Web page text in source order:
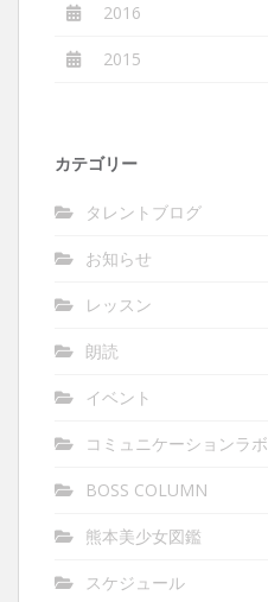
2016
2015
カテゴリー
タレントブログ
お知らせ
レッスン
朗読
イベント
コミュニケーションラボ
BOSS COLUMN
熊本美少女図鑑
スケジュール